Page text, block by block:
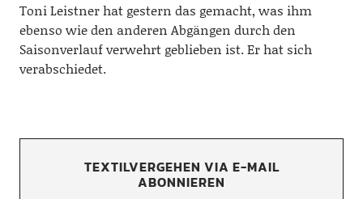
Toni Leistner hat gestern das gemacht, was ihm
ebenso wie den anderen Abgängen durch den
Saisonverlauf verwehrt geblieben ist. Er hat sich
verabschiedet.
TEXTILVERGEHEN VIA E-MAIL
ABONNIEREN